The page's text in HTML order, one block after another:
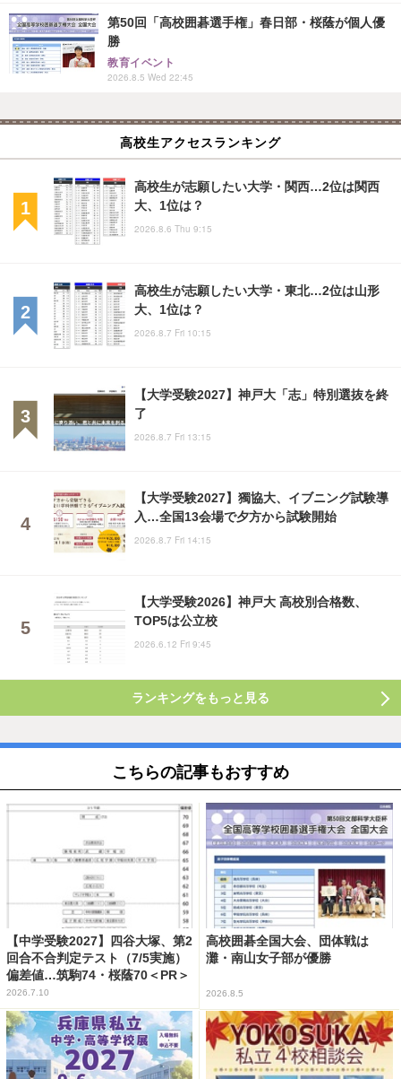
第50回「高校囲碁選手権」春日部・桜蔭が個人優
勝
教育イベント
2026.8.5 Wed 22:45
高校生アクセスランキング
高校生が志願したい大学・関西…2位は関西
大、1位は？
2026.8.6 Thu 9:15
高校生が志願したい大学・東北…2位は山形
大、1位は？
2026.8.7 Fri 10:15
【大学受験2027】神戸大「志」特別選抜を終
了
2026.8.7 Fri 13:15
【大学受験2027】獨協大、イブニング試験導
入…全国13会場で夕方から試験開始
2026.8.7 Fri 14:15
【大学受験2026】神戸大 高校別合格数、
TOP5は公立校
2026.6.12 Fri 9:45
ランキングをもっと見る
こちらの記事もおすすめ
【中学受験2027】四谷大塚、第2
回合不合判定テスト（7/5実施）
偏差値…筑駒74・桜蔭70＜PR＞
2026.7.10
高校囲碁全国大会、団体戦は
灘・南山女子部が優勝
2026.8.5